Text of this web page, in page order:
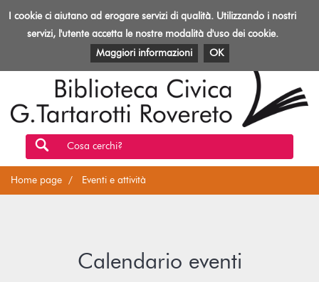
Toggle
Biblioteca
Rovereto
EVENTI E ATTIVITÀ PATRIMONIO E RISORSE
Cosa cerchi?
Home page Eventi e attività
Calendario eventi
I cookie ci aiutano ad erogare servizi di qualità. Utilizzando i nostri
servizi, l'utente accetta le nostre modalità d'uso dei cookie.
Maggiori informazioni
OK